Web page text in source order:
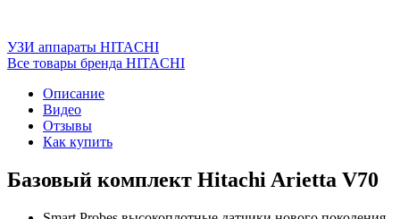
УЗИ аппараты HITACHI
Все товары бренда HITACHI
Описание
Видео
Отзывы
Как купить
Базовый комплект Hitachi Arietta V70